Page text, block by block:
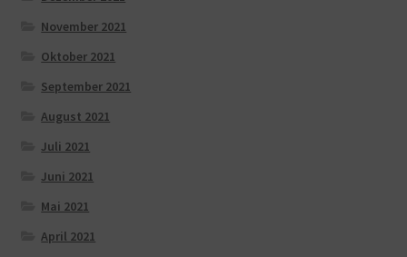
November 2021
Oktober 2021
September 2021
August 2021
Juli 2021
Juni 2021
Mai 2021
April 2021